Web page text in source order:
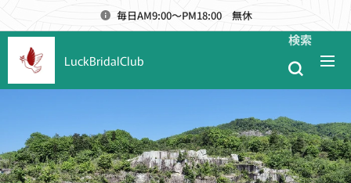
毎日AM9:00～PM18:00 無休
LuckBridalClub
検索